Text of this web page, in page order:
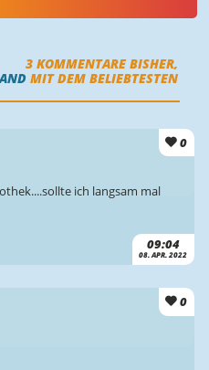
3 KOMMENTARE BISHER,
MIT DEM BELIEBTESTEN
0
09:04
08. APR. 2022
ich langsam mal
0